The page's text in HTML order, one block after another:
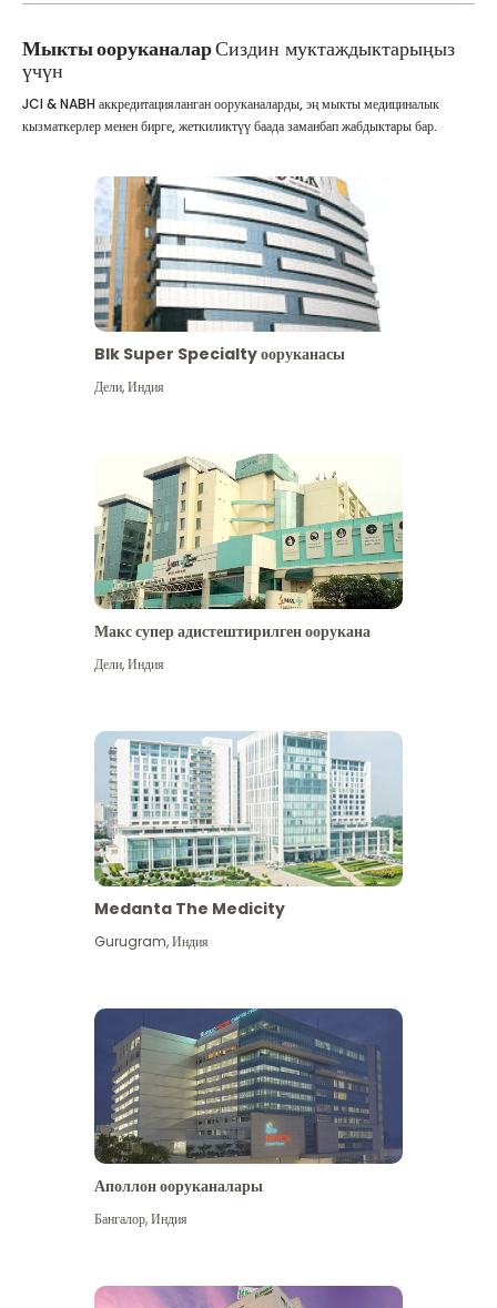
Мыкты ооруканаларСиздин муктаждыктарыңыз
үчүн
JCI & NABH аккредитацияланган ооруканаларды, эң мыкты медициналык
кызматкерлер менен бирге, жеткиликтүү баада заманбап жабдыктары бар.
Blk Super Specialty ооруканасы
Дели,Индия
Макс супер адистештирилген оорукана
Дели,Индия
Medanta The Medicity
Gurugram,Индия
Аполлон ооруканалары
Бангалор,Индия